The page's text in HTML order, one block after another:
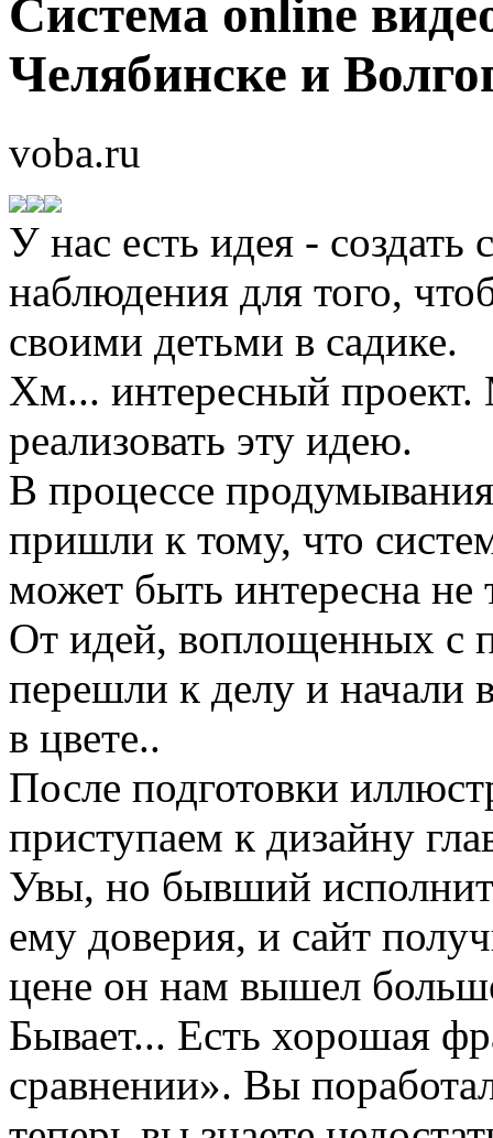
Система online
Челябинске и
voba.ru
У нас есть идея - создать
наблюдения для того,
своими детьми в садике.
Хм... интересный
реализовать эту идею.
В процессе
пришли к тому, что
может быть интересна не
От идей, воплощенных
перешли к делу и начали
в цвете..
После подготовки
приступаем к дизайну
Увы, но бывший
ему доверия, и сайт
цене он нам вышел
Бывает... Есть хорошая
сравнении». Вы